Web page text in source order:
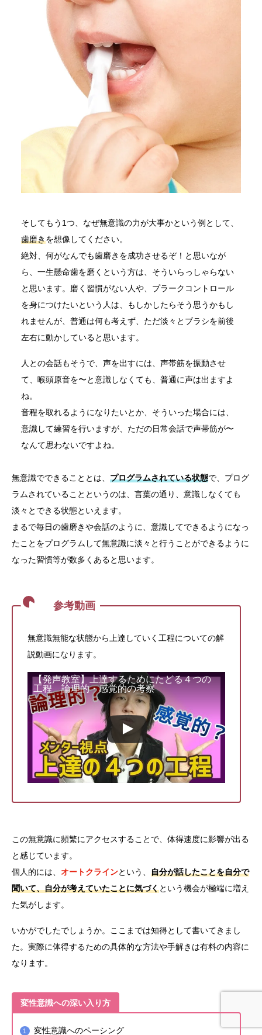
そしてもう1つ、なぜ無意識の力が大事かという例として、
歯磨きを想像してください。
絶対、何がなんでも歯磨きを成功させるぞ！と思いなが
ら、一生懸命歯を磨くという方は、そういらっしゃらない
と思います。磨く習慣がない人や、プラークコントロール
を身につけたいという人は、もしかしたらそう思うかもし
れませんが、普通は何も考えず、ただ淡々とブラシを前後
左右に動かしていると思います。
人との会話もそうで、声を出すには、声帯筋を振動させ
て、喉頭原音を〜と意識しなくても、普通に声は出ますよ
ね。
音程を取れるようになりたいとか、そういった場合には、
意識して練習を行いますが、ただの日常会話で声帯筋が〜
なんて思わないですよね。
無意識でできることとは、 プログラムされている状態で、プログ
ラムされていることというのは、言葉の通り、意識しなくても
淡々とできる状態といえます。
まるで毎日の歯磨きや会話のように、意識してできるようになっ
たことをプログラムして無意識に淡々と行うことができるように
なった習慣等が数多くあると思います。
無意識無能な状態から上達していく工程についての解
説動画になります。
【発声教室】上達するためにたどる４つの
工程 論理的・感覚的の考察
この動画を YouTube で視聴
この無意識に頻繁にアクセスすることで、体得速度に影響が出る
と感じています。
個人的には、 オートクラインという、 自分が話したことを自分で
聞いて、自分が考えていたことに気づくという機会が極端に増え
た気がします。
いかがでしたでしょうか。ここまでは知得として書いてきまし
た。実際に体得するための具体的な方法や手解きは有料の内容に
なります。
変性意識への深い入り方
変性意識へのペーシング